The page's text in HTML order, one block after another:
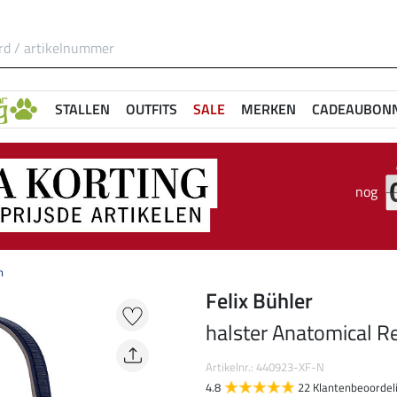
STALLEN OUTFITS SALE MERKEN
nog
Felix Bühler
halster Anatomical
Artikelnr.: 440923-XF-N
4.8
22